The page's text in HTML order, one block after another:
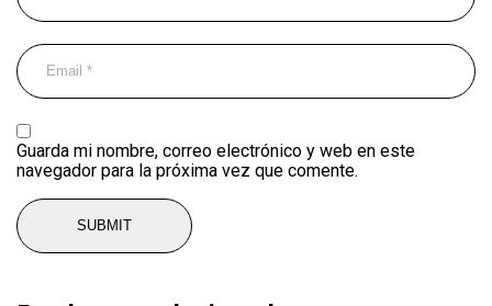
Guarda mi nombre, correo electrónico y web en este
navegador para la próxima vez que comente.